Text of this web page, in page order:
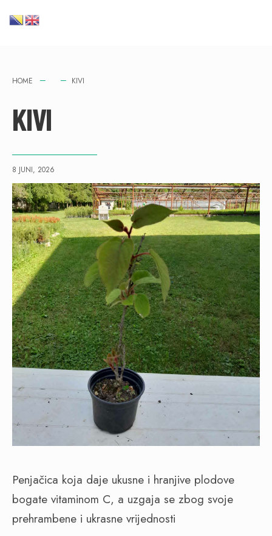
HOME KIVI
KIVI
8 JUNI, 2026
Penjačica koja daje ukusne i hranjive plodove
bogate vitaminom C, a uzgaja se zbog svoje
prehrambene i ukrasne vrijednosti